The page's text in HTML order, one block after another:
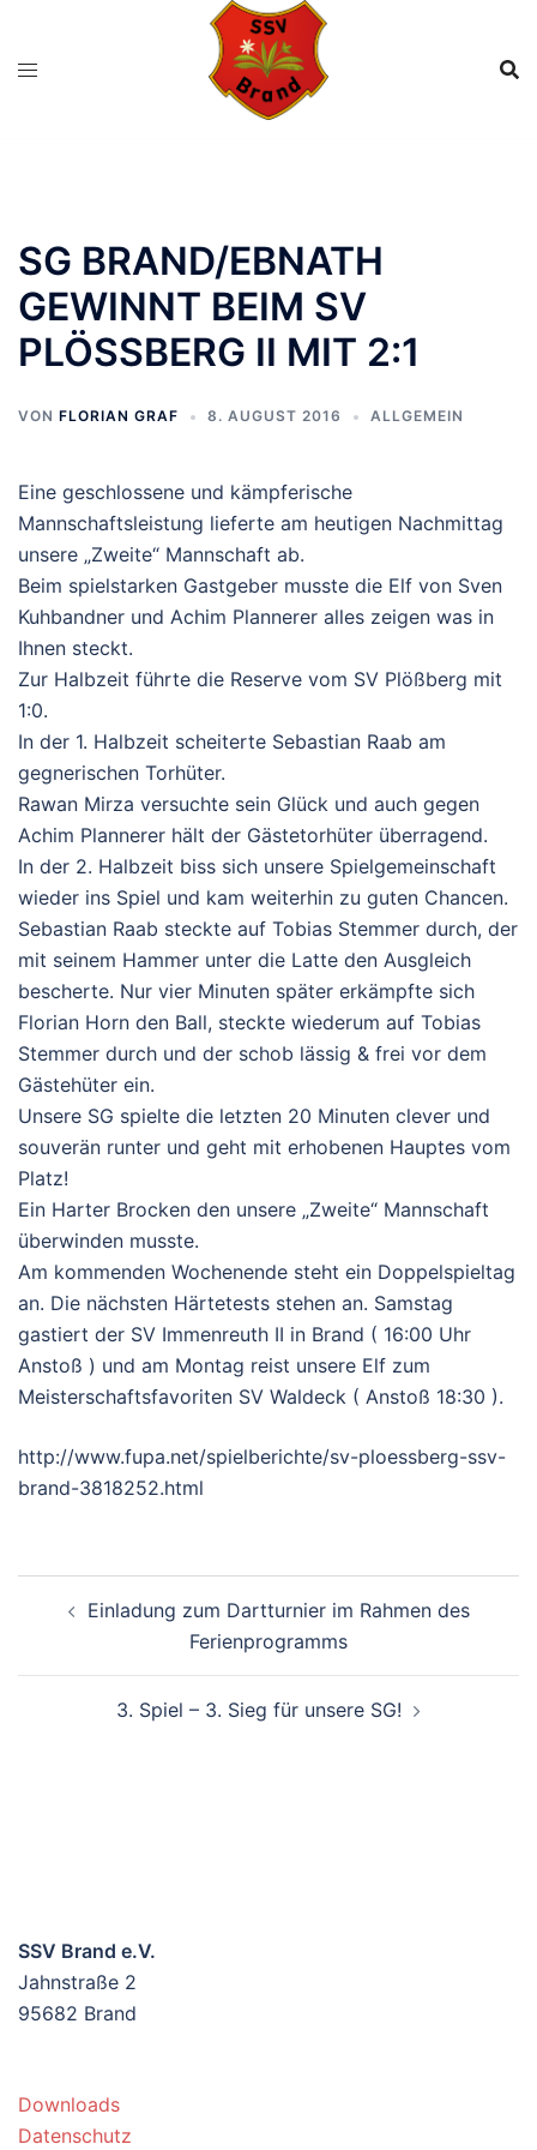
springen
SG BRAND/EBNATH
GEWINNT BEIM SV
PLÖSSBERG II MIT 2:1
VON FLORIAN GRAF 8. AUGUST 2016 ALLGEMEIN
Eine geschlossene und kämpferische
Mannschaftsleistung lieferte am heutigen Nachmittag
unsere „Zweite“ Mannschaft ab.
Beim spielstarken Gastgeber musste die Elf von Sven
Kuhbandner und Achim Plannerer alles zeigen was in
Ihnen steckt.
Zur Halbzeit führte die Reserve vom SV Plößberg mit
1:0.
In der 1. Halbzeit scheiterte Sebastian Raab am
gegnerischen Torhüter.
Rawan Mirza versuchte sein Glück und auch gegen
Achim Plannerer hält der Gästetorhüter überragend.
In der 2. Halbzeit biss sich unsere Spielgemeinschaft
wieder ins Spiel und kam weiterhin zu guten Chancen.
Sebastian Raab steckte auf Tobias Stemmer durch, der
mit seinem Hammer unter die Latte den Ausgleich
bescherte. Nur vier Minuten später erkämpfte sich
Florian Horn den Ball, steckte wiederum auf Tobias
Stemmer durch und der schob lässig & frei vor dem
Gästehüter ein.
Unsere SG spielte die letzten 20 Minuten clever und
souverän runter und geht mit erhobenen Hauptes vom
Platz!
Ein Harter Brocken den unsere „Zweite“ Mannschaft
überwinden musste.
Am kommenden Wochenende steht ein Doppelspieltag
an. Die nächsten Härtetests stehen an. Samstag
gastiert der SV Immenreuth II in Brand ( 16:00 Uhr
Anstoß ) und am Montag reist unsere Elf zum
Meisterschaftsfavoriten SV Waldeck ( Anstoß 18:30 ).
http://www.fupa.net/spielberichte/sv-ploessberg-ssv-
brand-3818252.html
Einladung zum Dartturnier im Rahmen des
Ferienprogramms
3. Spiel – 3. Sieg für unsere SG!
SSV Brand e.V.
Jahnstraße 2
95682 Brand
Downloads
Datenschutz